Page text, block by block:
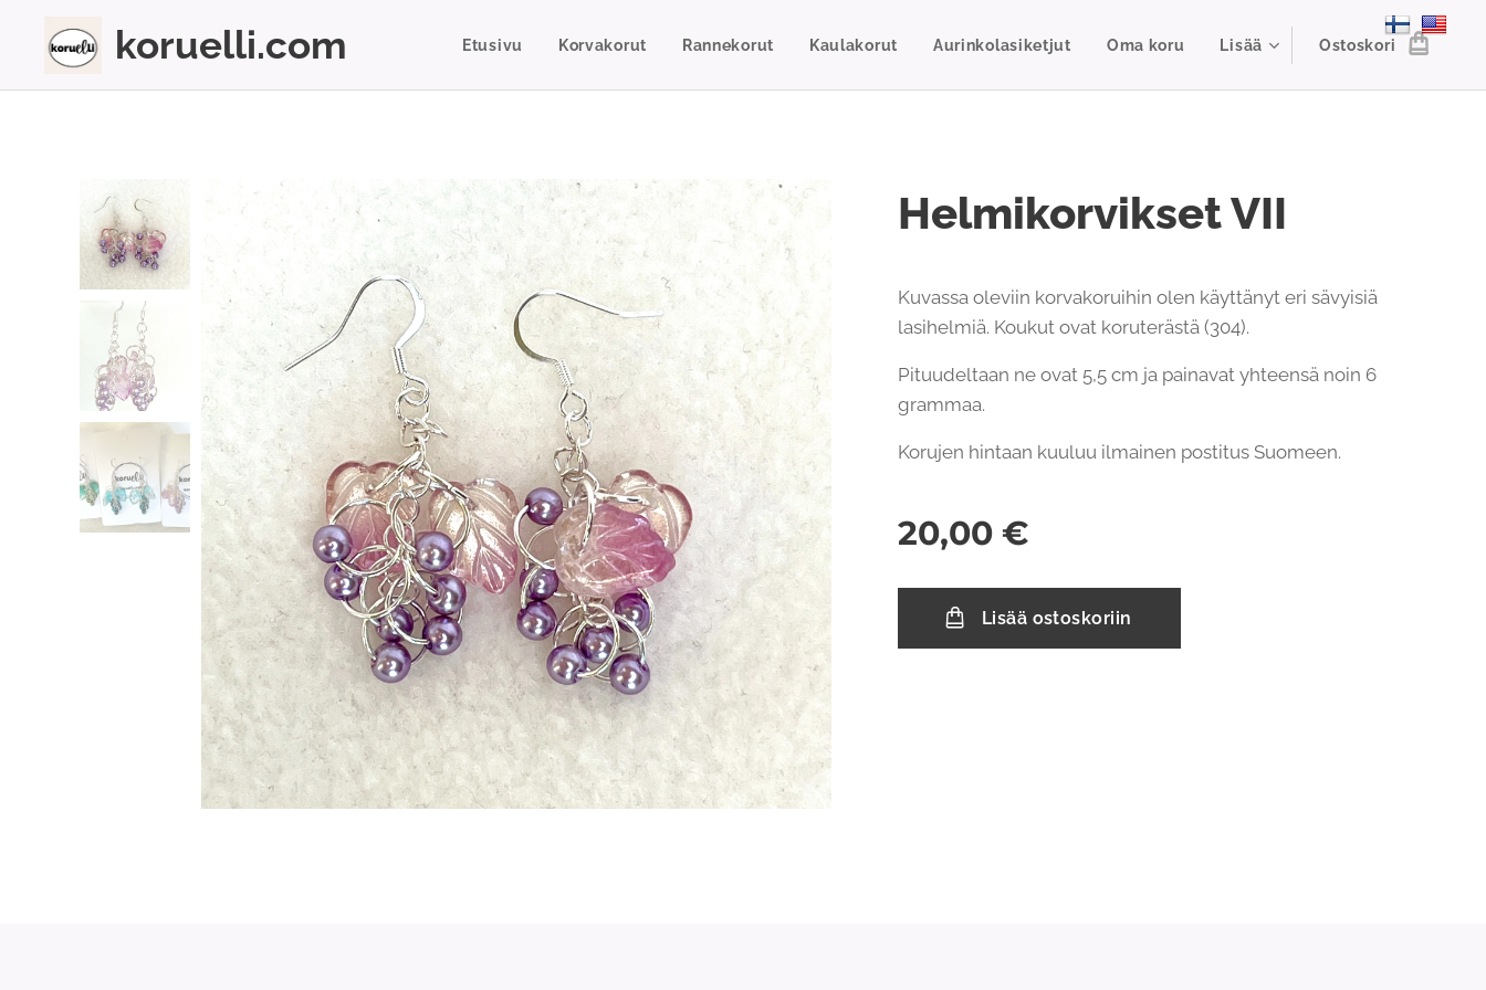
koruelli.com Etusivu Korvakorut Rannekorut Kaulakorut Aurinkolasiketjut Oma koru Lisää Ostoskori
Helmikorvikset VII
Kuvassa oleviin korvakoruihin olen käyttänyt eri sävyisiä
lasihelmiä. Koukut ovat koruterästä (304).
Pituudeltaan ne ovat 5,5 cm ja painavat yhteensä noin 6
grammaa.
Korujen hintaan kuuluu ilmainen postitus Suomeen.
20,00 €
Lisää ostoskoriin